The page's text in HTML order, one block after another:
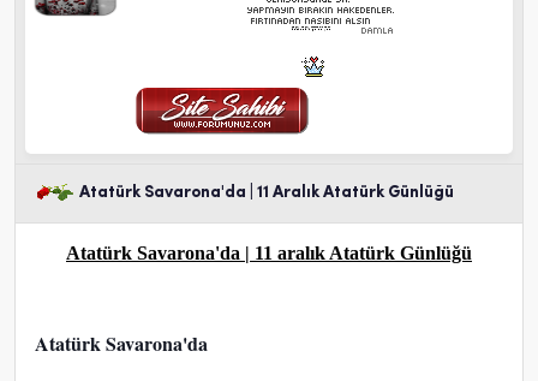
Atatürk Savarona'da | 11 Aralık Atatürk Günlüğü
Atatürk Savarona'da | 11 aralık Atatürk Günlüğü
Atatürk Savarona'da